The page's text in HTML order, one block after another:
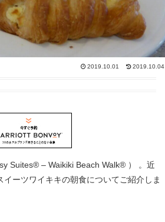
2019.10.01 2019.10.04
Suites® – Waikiki Beach Walk® ） 。近
ーツワイキキの朝食についてご紹介しま